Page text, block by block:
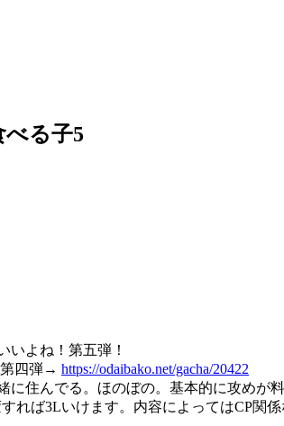
べる子5
いよね！第五弾！
第四弾→ https://odaibako.net/gacha/20422
に住んでる。ほのぼの。基本的に攻めが
れば3Lいけます。内容によってはCP関